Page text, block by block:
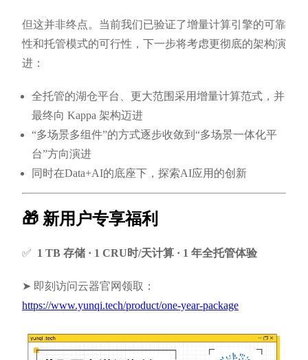
但这并非终点。当前我们已验证了增量计算引擎的可靠
性和托管模式的可行性，下一步将考虑更彻底的架构演
进：
全托管的湖仓平台、更大范围采用增量计算范式，并
最终向 Kappa 架构迈进
“多场景多组件”的方式逐步收敛到“多场景一体化平
台”方向演进
同时在Data+AI的底座下，探索AI应用的创新
🎁 新用户专享福利
✅ 1 TB 存储 · 1 CRU时/天计算 · 1 年全托管体验
➤ 即刻访问云器官网领取：
https://www.yunqi.tech/product/one-year-package